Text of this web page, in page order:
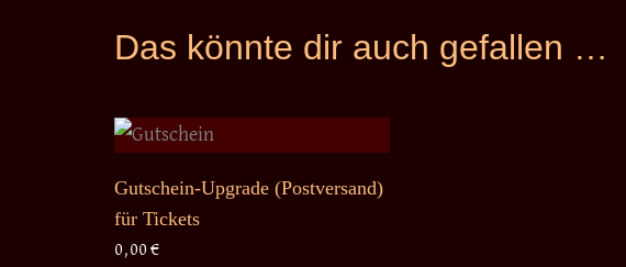
Das könnte dir auch gefallen …
Gutschein-Upgrade (Postversand)
für Tickets
0,00€